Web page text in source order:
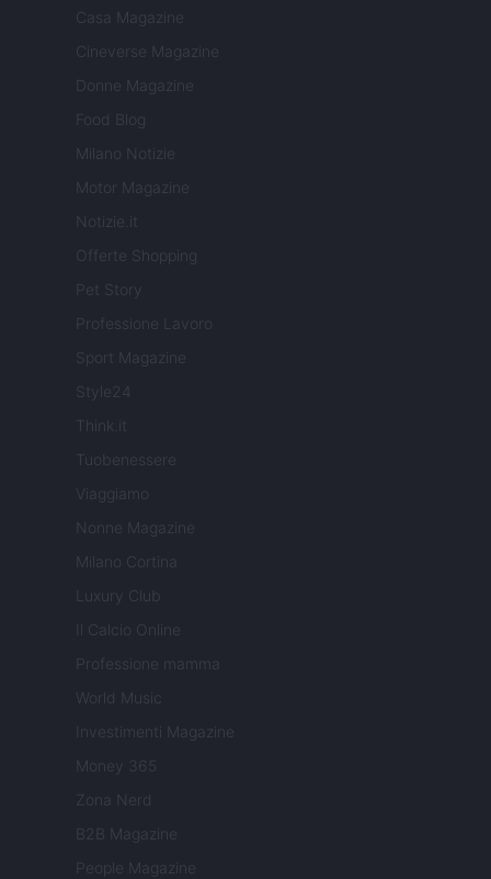
Casa Magazine
Cineverse Magazine
Donne Magazine
Food Blog
Milano Notizie
Motor Magazine
Notizie.it
Offerte Shopping
Pet Story
Professione Lavoro
Sport Magazine
Style24
Think.it
Tuobenessere
Viaggiamo
Nonne Magazine
Milano Cortina
Luxury Club
Il Calcio Online
Professione mamma
World Music
Investimenti Magazine
Money 365
Zona Nerd
B2B Magazine
People Magazine